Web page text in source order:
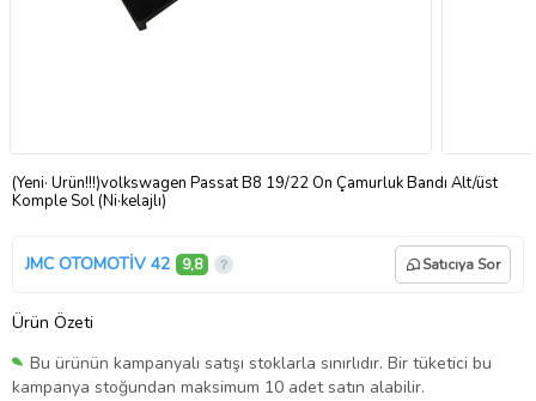
(Yeni· Ürün!!!)volkswagen Passat B8 19/22 Ön Çamurluk Bandı Alt/üst
Komple Sol (Ni·kelajlı)
JMC OTOMOTİV 42 9,8 Satıcıya Sor
Ürün Özeti
Bu ürünün kampanyalı satışı stoklarla sınırlıdır. Bir tüketici bu
kampanya stoğundan maksimum 10 adet satın alabilir.